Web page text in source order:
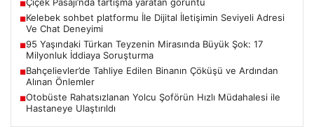
■
■Kelebek sohbet platformu İle Dijital İletişimin Seviyeli Adresi
Ve Chat Deneyimi
■95 Yaşındaki Türkan Teyzenin Mirasında Büyük Şok: 17
Milyonluk İddiaya Soruşturma
■Bahçelievler’de Tahliye Edilen Binanın Çöküşü ve Ardından
Alınan Önlemler
■Otobüste Rahatsızlanan Yolcu Şoförün Hızlı Müdahalesi ile
Hastaneye Ulaştırıldı